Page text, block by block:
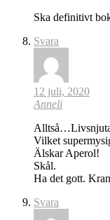
Ska definitivt
Svara
12 juli, 2020
Anneli
Vilket
Älskar Aperol!
Skål.
Ha det gott.
Svara